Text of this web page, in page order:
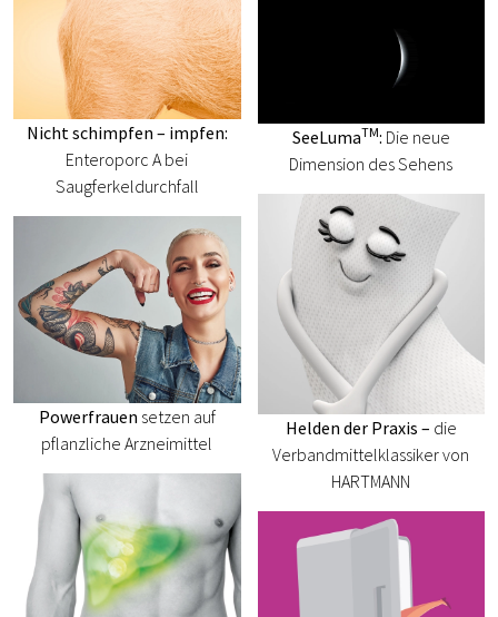
Nicht schimpfen – impfen:
Enteroporc A bei
Saugferkeldurchfall
SeeLumaTM: Die neue
Dimension des Sehens
Helden der Praxis – die
Verbandmittelklassiker von
HARTMANN
Powerfrauen setzen auf
pflanzliche Arzneimittel